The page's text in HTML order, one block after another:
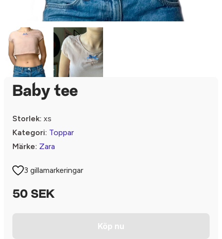
Baby tee
Storlek: xs
Kategori: Toppar
Märke: Zara
3 gillamarkeringar
50 SEK
Köp nu